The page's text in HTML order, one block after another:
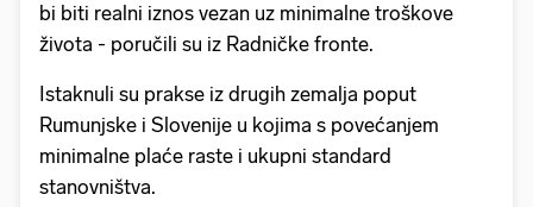
bi biti realni iznos vezan uz minimalne troškove
života - poručili su iz Radničke fronte.
Istaknuli su prakse iz drugih zemalja poput
Rumunjske i Slovenije u kojima s povećanjem
minimalne plaće raste i ukupni standard
stanovništva.